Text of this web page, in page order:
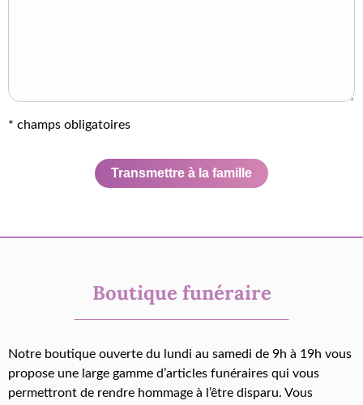
* champs obligatoires
Transmettre à la famille
Boutique funéraire
Notre boutique ouverte du lundi au samedi de 9h à 19h vous
propose une large gamme d’articles funéraires qui vous
permettront de rendre hommage à l’être disparu. Vous